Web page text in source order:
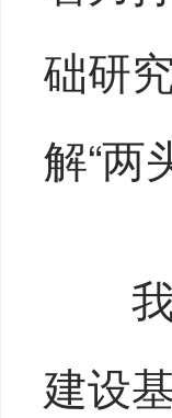
础研
解“两
我
建设